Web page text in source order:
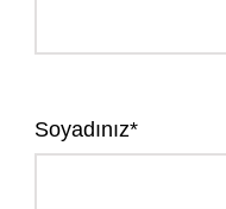
Soyadınız*